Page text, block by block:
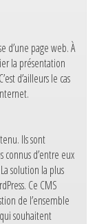
d’une page web. À
la présentation
d’ailleurs le cas
Ils sont
connus d’entre eux
solution la plus
Ce CMS
de l’ensemble
souhaitent